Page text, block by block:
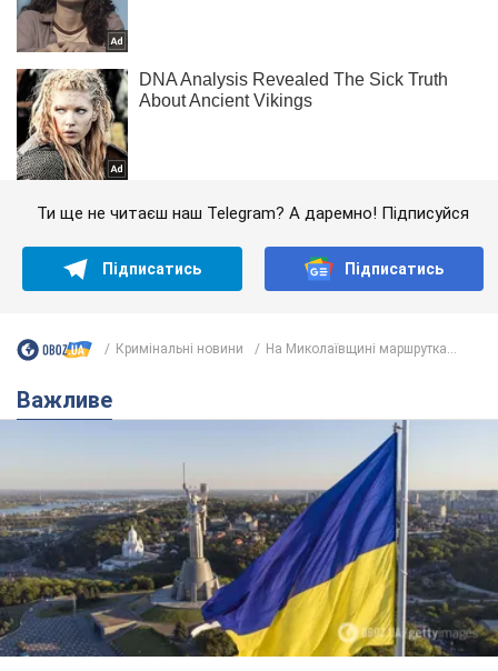
Ти ще не читаєш наш Telegram? А даремно! Підписуйся
Підписатись Підписатись
Кримінальні новини На Миколаївщині маршрутка...
Важливе